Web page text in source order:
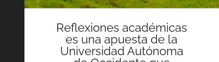
Reflexiones académicas
es una apuesta de la
Universidad Autónoma